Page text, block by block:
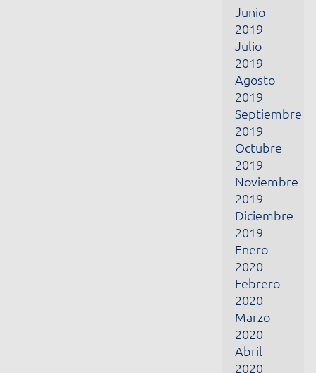
Octubre
2019
Noviembre
2019
Diciembre
2019
Enero
2020
Febrero
2020
Marzo
2020
Abril
2020
Puede
2020
Junio
2020
Julio
2020
Agosto
2020
Septiembre